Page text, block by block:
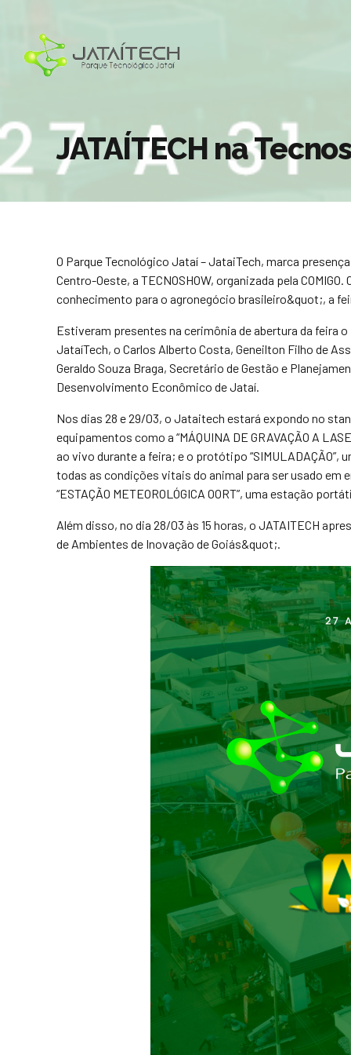
JATAÍTECH na
O Parque Tecnológico Jataí – JataiTech, marca
Centro-Oeste, a TECNOSHOW, organizada pela
conhecimento para o agronegócio brasileiro&quot;, a
Estiveram presentes na cerimônia de abertura da feira
JataíTech, o Carlos Alberto Costa, Geneilton Filho de
Geraldo Souza Braga, Secretário de Gestão e
Desenvolvimento Econômico de Jataí.
Nos dias 28 e 29/03, o Jataitech estará expondo no
equipamentos como a “MÁQUINA DE GRAVAÇÃO A
ao vivo durante a feira; e o protótipo “SIMULADAÇÃO”,
todas as condições vitais do animal para ser usado em
“ESTAÇÃO METEOROLÓGICA OORT”, uma estação
Além disso, no dia 28/03 às 15 horas, o JATAITECH
de Ambientes de Inovação de Goiás&quot;.